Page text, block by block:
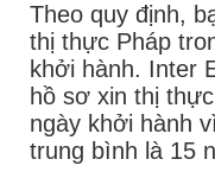
Theo quy định,
thị thực Pháp
khởi hành. Inter
hồ sơ xin thị
ngày khởi hành
trung bình là 15